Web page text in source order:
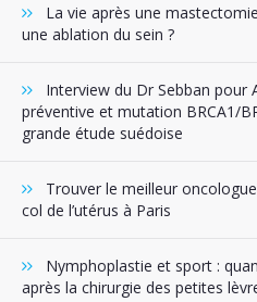
La vie après une
une ablation du sein ?
Interview du Dr Sebban pour
préventive et mutation BRCA1/
grande étude suédoise
Trouver le meilleur
col de l’utérus à Paris
Nymphoplastie et sport :
après la chirurgie des petites